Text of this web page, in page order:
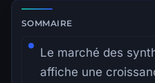
Zone de lecture
SOMMAIRE
Le marché des
affiche une